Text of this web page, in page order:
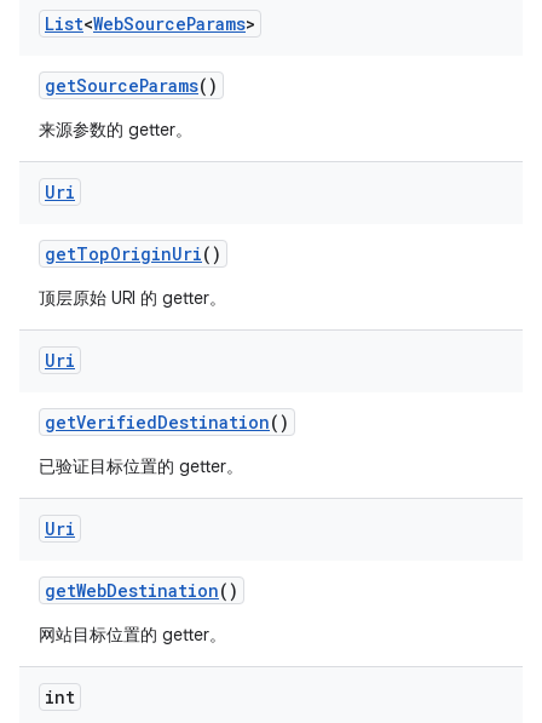
List<WebSourceParams>
getSourceParams()
来源参数的 getter。
Uri
getTopOriginUri()
顶层原始 URI 的 getter。
Uri
getVerifiedDestination()
已验证目标位置的 getter。
Uri
getWebDestination()
网站目标位置的 getter。
int